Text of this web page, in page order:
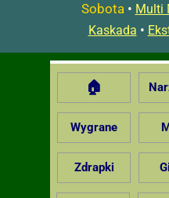
Sobota• Multi
Kaskada •
🏠
Wygrane
Zdrapki